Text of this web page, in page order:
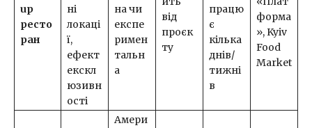
up
ресто
ран
ні
локаці
ї,
ефект
екскл
юзивн
ості
на чи
експе
римен
тальн
а
від
проєк
ту
працю
є
кілька
днів/
тижні
в
форма
», Kyiv
Food
Market
Амери